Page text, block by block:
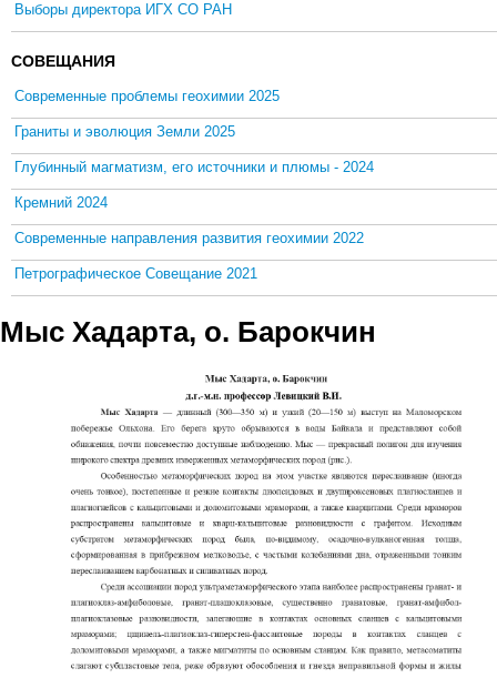
Выборы директора ИГХ СО РАН
СОВЕЩАНИЯ
Современные проблемы геохимии 2025
Граниты и эволюция Земли 2025
Глубинный магматизм, его источники и плюмы - 2024
Кремний 2024
Современные направления развития геохимии 2022
Петрографическое Совещание 2021
Мыс Хадарта, о. Барокчин